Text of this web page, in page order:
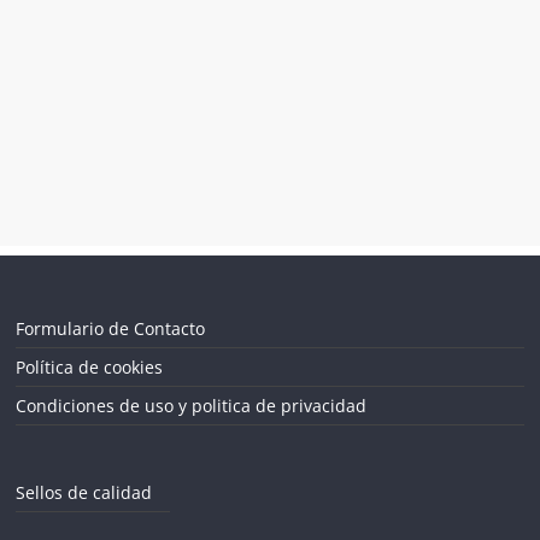
Formulario de Contacto
Política de cookies
Condiciones de uso y politica de privacidad
Sellos de calidad